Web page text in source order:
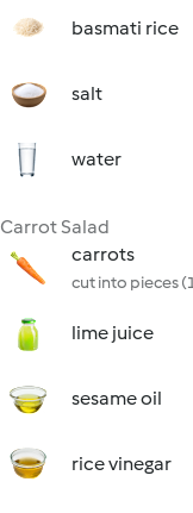
basmati rice
salt
water
Carrot Salad
carrots
cut into pieces
lime juice
sesame oil
rice vinegar